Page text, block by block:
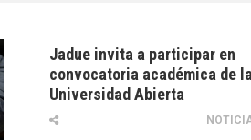
Jadue invita a participar en
convocatoria académica de la
Universidad Abierta